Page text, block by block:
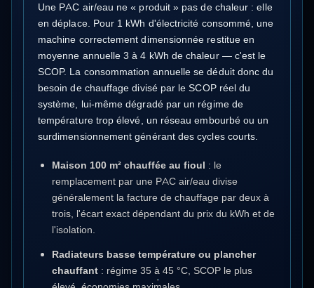
Une PAC air/eau ne « produit » pas de chaleur : elle
en déplace. Pour 1 kWh d'électricité consommé, une
machine correctement dimensionnée restitue en
moyenne annuelle 3 à 4 kWh de chaleur — c'est le
SCOP. La consommation annuelle se déduit donc du
besoin de chauffage divisé par le SCOP réel du
système, lui-même dégradé par un régime de
température trop élevé, un réseau embourbé ou un
surdimensionnement générant des cycles courts.
Maison 100 m² chauffée au fioul : le
remplacement par une PAC air/eau divise
généralement la facture de chauffage par deux à
trois, l'écart exact dépendant du prix du kWh et de
l'isolation.
Radiateurs basse température ou plancher
chauffant : régime 35 à 45 °C, SCOP le plus